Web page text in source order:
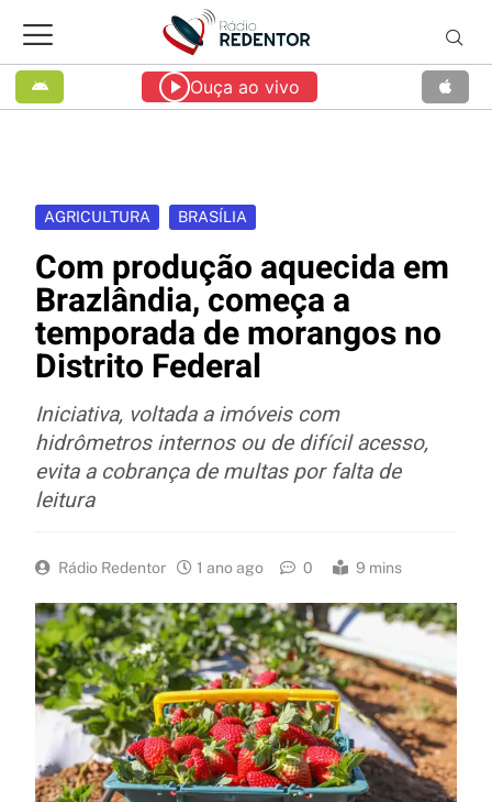
Ouça ao vivo
AGRICULTURA BRASÍLIA
Com produção aquecida em
Brazlândia, começa a
temporada de morangos no
Distrito Federal
Iniciativa, voltada a imóveis com
hidrômetros internos ou de difícil acesso,
evita a cobrança de multas por falta de
leitura
Rádio Redentor 1 ano ago 0 9 mins